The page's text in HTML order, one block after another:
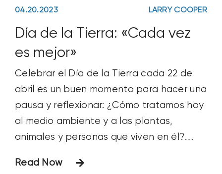
04.20.2023 LARRY COOPER
Día de la Tierra: «Cada vez
es mejor»
Celebrar el Día de la Tierra cada 22 de
abril es un buen momento para hacer una
pausa y reflexionar: ¿Cómo tratamos hoy
al medio ambiente y a las plantas,
animales y personas que viven en él?
que haga de nuestro planeta un lugar
Read Now